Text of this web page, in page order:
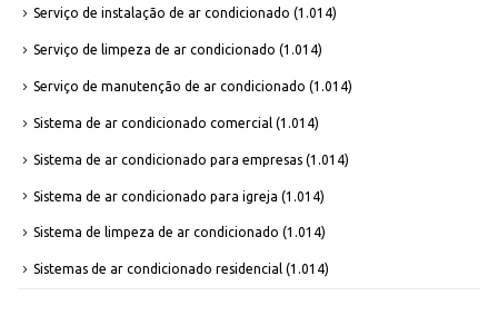
Serviço de instalação de ar condicionado (1.014)
Serviço de limpeza de ar condicionado (1.014)
Serviço de manutenção de ar condicionado (1.014)
Sistema de ar condicionado comercial (1.014)
Sistema de ar condicionado para empresas (1.014)
Sistema de ar condicionado para igreja (1.014)
Sistema de limpeza de ar condicionado (1.014)
Sistemas de ar condicionado residencial (1.014)